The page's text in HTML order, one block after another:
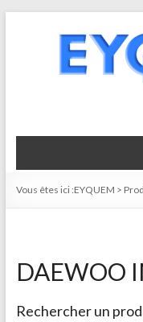
Vous êtes ici :EYQUEM >
DAEWOO
Rechercher un